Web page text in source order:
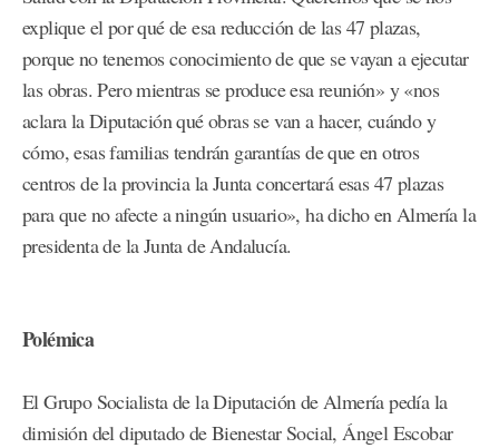
explique el por qué de esa reducción de las 47 plazas,
porque no tenemos conocimiento de que se vayan a ejecutar
las obras. Pero mientras se produce esa reunión» y «nos
aclara la Diputación qué obras se van a hacer, cuándo y
cómo, esas familias tendrán garantías de que en otros
centros de la provincia la Junta concertará esas 47 plazas
para que no afecte a ningún usuario», ha dicho en Almería la
presidenta de la Junta de Andalucía.
Polémica
El Grupo Socialista de la Diputación de Almería pedía la
dimisión del diputado de Bienestar Social, Ángel Escobar